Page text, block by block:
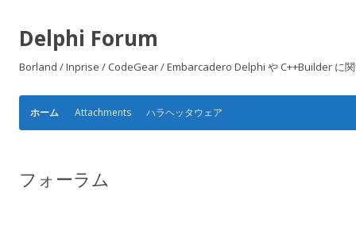
Delphi Forum
Borland / Inprise / CodeGear / Embarcadero Delphi や C++Builder に
ホーム Attachments ハラヘッタウェア
フォーラム